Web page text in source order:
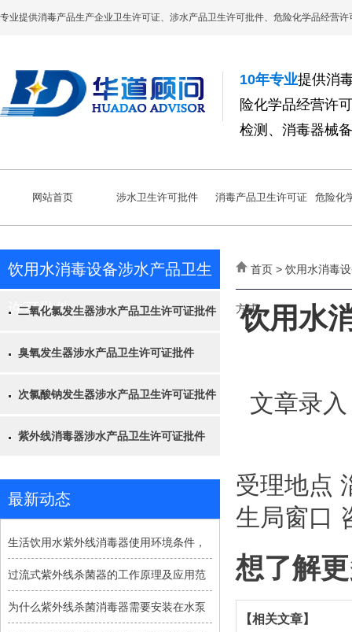
专业提供消毒产品生产企业卫生许可证、涉水产品卫生许可批件、危险化学品经营
10年专业提供消
险化学品经营许
检测、消毒器械
网站首页 涉水卫生许可批件 消毒产品卫生许可证 危险化
饮用水消毒设备涉水产品卫生
许可批件
二氧化氯发生器涉水产品卫生许可证批件
臭氧发生器涉水产品卫生许可证批件
次氯酸钠发生器涉水产品卫生许可证批件
紫外线消毒器涉水产品卫生许可证批件
最新动态
生活饮用水紫外线消毒器使用环境条件，
过流式紫外线杀菌器的工作原理及应用范
为什么紫外线杀菌消毒器需要安装在水泵
首页 > 饮用水消毒
方式
饮用水
文章录
受理地点
生局窗口
想了解
【相关文章】